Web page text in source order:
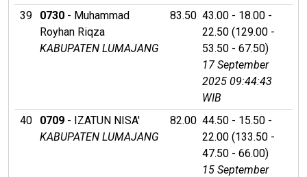
39
0730 - Muhammad
Royhan Riqza
KABUPATEN LUMAJANG
83.50 43.00 - 18.00 -
22.50 (129.00 -
53.50 - 67.50)
17 September
2025 09:44:43
WIB
40
0709 - IZATUN NISA'
KABUPATEN LUMAJANG
82.00 44.50 - 15.50 -
22.00 (133.50 -
47.50 - 66.00)
15 September